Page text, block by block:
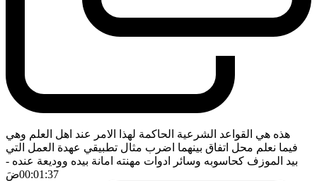
هذه هي القواعد الشرعية الحاكمة لهذا الامر عند اهل العلم وهي
فيما نعلم محل اتفاق بينهما اضرب مثال تطبيقي عهدة العمل التي
بيد الموزف كحاسوبه وسائر ادوات مهنته امانة بيده ووديعة عنده -
00:01:37ضَ